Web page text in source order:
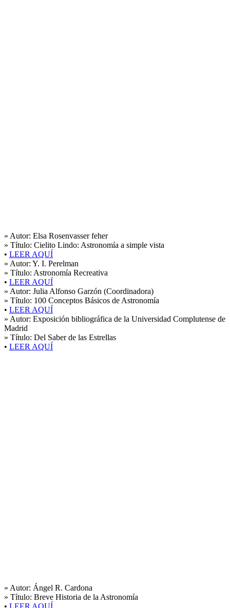
» Autor: Elsa Rosenvasser feher
» Título: Cielito Lindo: Astronomía a simple vista
• LEER AQUÍ
» Autor: Y. I. Perelman
» Título: Astronomía Recreativa
• LEER AQUÍ
» Autor: Julia Alfonso Garzón (Coordinadora)
» Título: 100 Conceptos Básicos de Astronomía
• LEER AQUÍ
» Autor: Exposición bibliográfica de la Universidad Complutense de
Madrid
» Título: Del Saber de las Estrellas
• LEER AQUÍ
» Autor: Ángel R. Cardona
» Título: Breve Historia de la Astronomía